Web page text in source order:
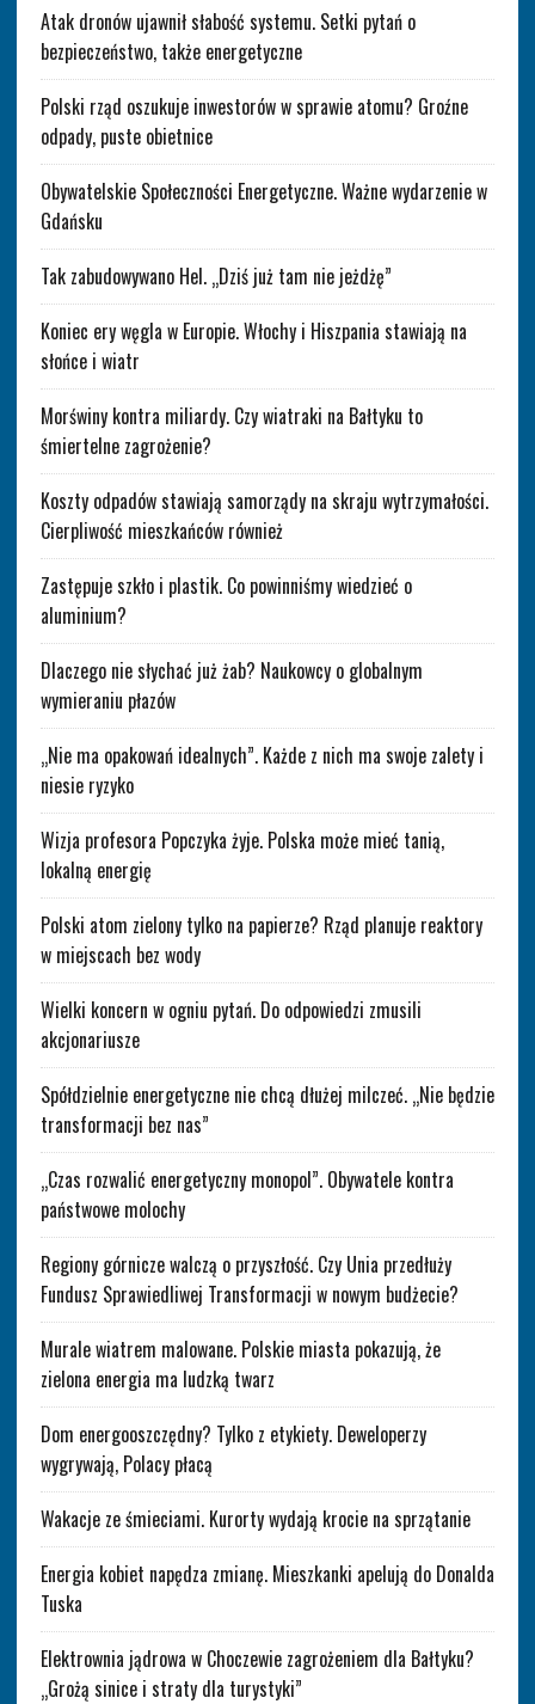
Atak dronów ujawnił słabość systemu. Setki pytań o
bezpieczeństwo, także energetyczne
Polski rząd oszukuje inwestorów w sprawie atomu? Groźne
odpady, puste obietnice
Obywatelskie Społeczności Energetyczne. Ważne wydarzenie w
Gdańsku
Tak zabudowywano Hel. „Dziś już tam nie jeżdżę”
Koniec ery węgla w Europie. Włochy i Hiszpania stawiają na
słońce i wiatr
Morświny kontra miliardy. Czy wiatraki na Bałtyku to
śmiertelne zagrożenie?
Koszty odpadów stawiają samorządy na skraju wytrzymałości.
Cierpliwość mieszkańców również
Zastępuje szkło i plastik. Co powinniśmy wiedzieć o
aluminium?
Dlaczego nie słychać już żab? Naukowcy o globalnym
wymieraniu płazów
„Nie ma opakowań idealnych”. Każde z nich ma swoje zalety i
niesie ryzyko
Wizja profesora Popczyka żyje. Polska może mieć tanią,
lokalną energię
Polski atom zielony tylko na papierze? Rząd planuje reaktory
w miejscach bez wody
Wielki koncern w ogniu pytań. Do odpowiedzi zmusili
akcjonariusze
Spółdzielnie energetyczne nie chcą dłużej milczeć. „Nie będzie
transformacji bez nas”
„Czas rozwalić energetyczny monopol”. Obywatele kontra
państwowe molochy
Regiony górnicze walczą o przyszłość. Czy Unia przedłuży
Fundusz Sprawiedliwej Transformacji w nowym budżecie?
Murale wiatrem malowane. Polskie miasta pokazują, że
zielona energia ma ludzką twarz
Dom energooszczędny? Tylko z etykiety. Deweloperzy
wygrywają, Polacy płacą
Wakacje ze śmieciami. Kurorty wydają krocie na sprzątanie
Energia kobiet napędza zmianę. Mieszkanki apelują do Donalda
Tuska
Elektrownia jądrowa w Choczewie zagrożeniem dla Bałtyku?
„Grożą sinice i straty dla turystyki”